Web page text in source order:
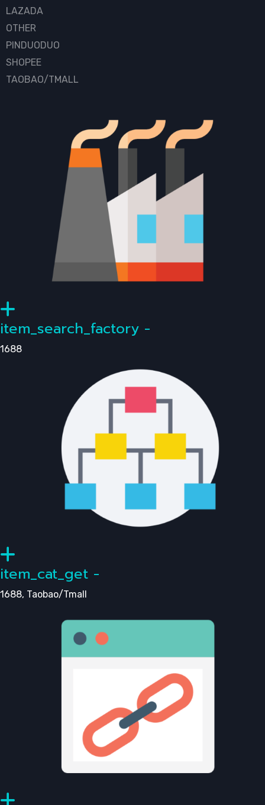
LAZADA
OTHER
PINDUODUO
SHOPEE
TAOBAO/TMALL
item_search_factory -
1688
item_cat_get -
1688, Taobao/Tmall